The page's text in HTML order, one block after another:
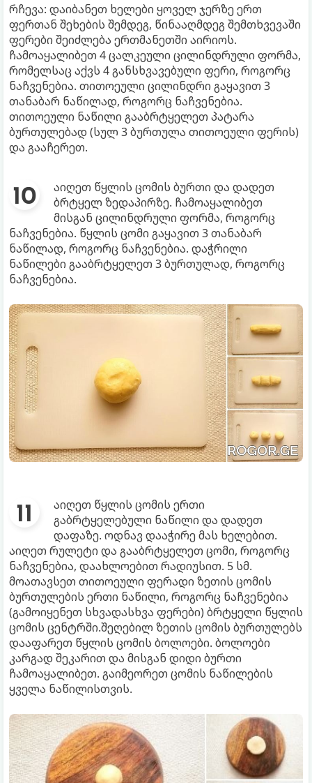
რჩევა: დაიბანეთ ხელები ყოველ ჯერზე ერთ
ფერთან შეხების შემდეგ, წინააღმდეგ შემთხვევაში
ფერები შეიძლება ერთმანეთში აირიოს.
ჩამოაყალიბეთ 4 ცალკეული ცილინდრული ფორმა,
რომელსაც აქვს 4 განსხვავებული ფერი, როგორც
ნაჩვენებია. თითოეული ცილინდრი გაყავით 3
თანაბარ ნაწილად, როგორც ნაჩვენებია.
თითოეული ნაწილი გააბრტყელეთ პატარა
ბურთულებად (სულ 3 ბურთულა თითოეული ფერის)
და გააჩერეთ.
აიღეთ წყლის ცომის ბურთი და დადეთ
ბრტყელ ზედაპირზე. ჩამოაყალიბეთ
მისგან ცილინდრული ფორმა, როგორც
ნაჩვენებია. წყლის ცომი გაყავით 3 თანაბარ
ნაწილად, როგორც ნაჩვენებია. დაჭრილი
ნაწილები გააბრტყელეთ 3 ბურთულად, როგორც
ნაჩვენებია.
აიღეთ წყლის ცომის ერთი
გაბრტყელებული ნაწილი და დადეთ
დაფაზე. ოდნავ დააჭირე მას ხელებით.
აიღეთ რულეტი და გააბრტყელეთ ცომი, როგორც
ნაჩვენებია, დაახლოებით რადიუსით. 5 სმ.
მოათავსეთ თითოეული ფერადი ზეთის ცომის
ბურთულების ერთი ნაწილი, როგორც ნაჩვენებია
(გამოიყენეთ სხვადასხვა ფერები) ბრტყელი წყლის
ცომის ცენტრში.შეღებილ ზეთის ცომის ბურთულებს
დააფარეთ წყლის ცომის ბოლოები. ბოლოები
კარგად შეკარით და მისგან დიდი ბურთი
ჩამოაყალიბეთ. გაიმეორეთ ცომის ნაწილების
ყველა ნაწილისთვის.